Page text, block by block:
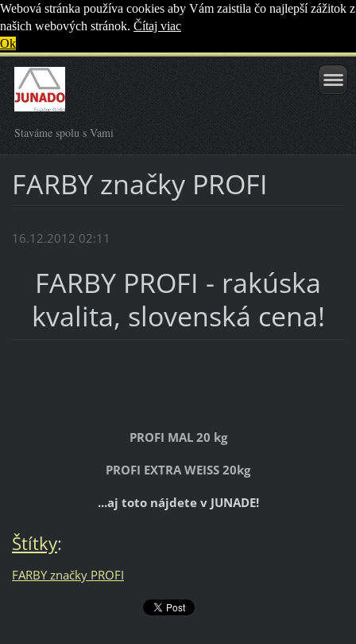
Webová stránka používa cookies aby Vám zaistila čo najlepší zážitok z
našich webových stránok. Čítaj viac
Ok
Staváme spolu s Vami
FARBY značky PROFI
16.12.2012 02:11
FARBY PROFI - rakúska
kvalita, slovenská cena!
PROFI MAL 20 kg
PROFI EXTRA WEISS 20kg
...aj toto nájdete v JUNADE!
Štítky:
FARBY značky PROFI